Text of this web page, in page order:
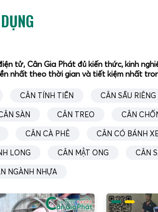
tử, Cân Gia Phát đủ kiến thức, kinh
nhất theo thời gian và tiết kiệm nhất
CÂN TÍNH TIỀN CÂN SẦU RIÊNG
SÀN CÂN TREO CÂN
CÂN CÀ PHÊ CÂN CÓ BÁNH
LONG CÂN MẬT ONG CÂN
NGÀNH NHỰA